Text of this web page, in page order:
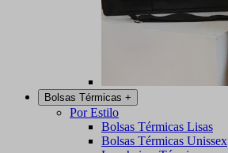
Bolsas Térmicas +
Por Estilo
Bolsas Térmicas Lisas
Bolsas Térmicas Unissex